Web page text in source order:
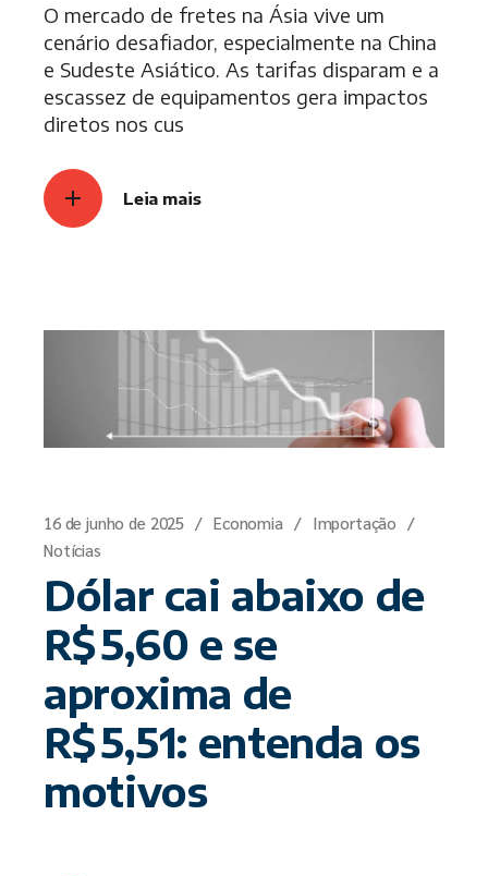
O mercado de fretes na Ásia vive um
cenário desafiador, especialmente na China
e Sudeste Asiático. As tarifas disparam e a
escassez de equipamentos gera impactos
diretos nos cus
Leia mais
16 de junho de 2025 Economia
Importação
Notícias
Dólar cai abaixo de
R$ 5,60 e se
aproxima de
R$ 5,51: entenda os
motivos